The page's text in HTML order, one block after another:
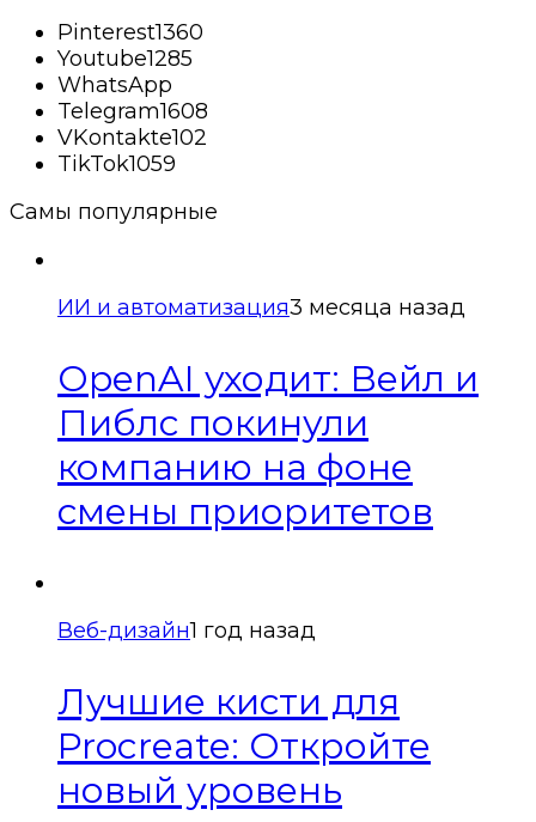
Pinterest1360
Youtube1285
WhatsApp
Telegram1608
VKontakte102
TikTok1059
Самы популярные
ИИ и автоматизация3 месяца назад
OpenAI уходит: Вейл и
Пиблс покинули
компанию на фоне
смены приоритетов
Веб-дизайн1 год назад
Лучшие кисти для
Procreate: Откройте
новый уровень